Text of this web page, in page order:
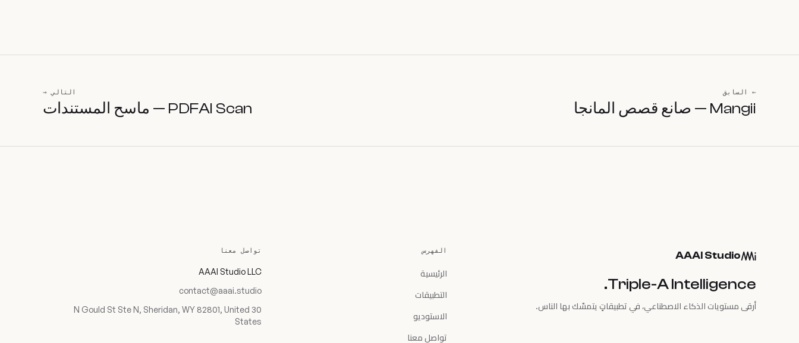
← السابق
Mangii — صانع قصص المانجا
التالي →
PDFAI Scan — ماسح المستندات
AAAI Studio
Triple-A Intelligence.
أرقى مستويات الذكاء الاصطناعي، في تطبيقاتٍ يتمسّك بها الناس.
الفهرس
الرئيسية
التطبيقات
الاستوديو
تواصل معنا
تواصل معنا
AAAI Studio LLC
contact@aaai.studio
30 N Gould St Ste N, Sheridan, WY 82801, United
States